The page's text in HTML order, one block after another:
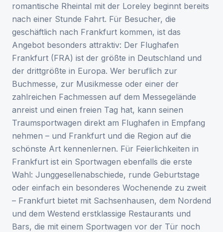
romantische Rheintal mit der Loreley beginnt bereits
nach einer Stunde Fahrt. Für Besucher, die
geschäftlich nach Frankfurt kommen, ist das
Angebot besonders attraktiv: Der Flughafen
Frankfurt (FRA) ist der größte in Deutschland und
der drittgrößte in Europa. Wer beruflich zur
Buchmesse, zur Musikmesse oder einer der
zahlreichen Fachmessen auf dem Messegelände
anreist und einen freien Tag hat, kann seinen
Traumsportwagen direkt am Flughafen in Empfang
nehmen – und Frankfurt und die Region auf die
schönste Art kennenlernen. Für Feierlichkeiten in
Frankfurt ist ein Sportwagen ebenfalls die erste
Wahl: Junggesellenabschiede, runde Geburtstage
oder einfach ein besonderes Wochenende zu zweit
– Frankfurt bietet mit Sachsenhausen, dem Nordend
und dem Westend erstklassige Restaurants und
Bars, die mit einem Sportwagen vor der Tür noch